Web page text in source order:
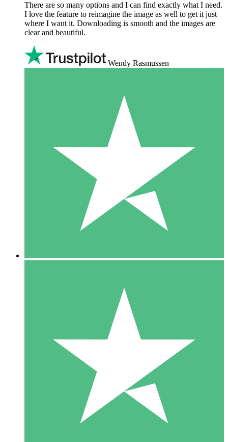
There are so many options and I can find exactly what I need.
I love the feature to reimagine the image as well to get it just
where I want it. Downloading is smooth and the images are
clear and beautiful.
Wendy Rasmussen